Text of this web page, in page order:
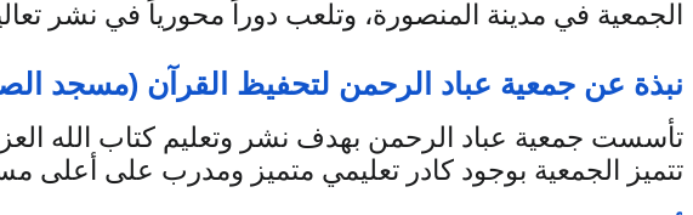
الجمعية في مدينة المنصورة، وتلعب دوراً محورياً في نشر
نبذة عن جمعية عباد الرحمن لتحفيظ القرآن (مسجد
تتميز الجمعية بوجود كادر تعليمي متميز ومدرب على